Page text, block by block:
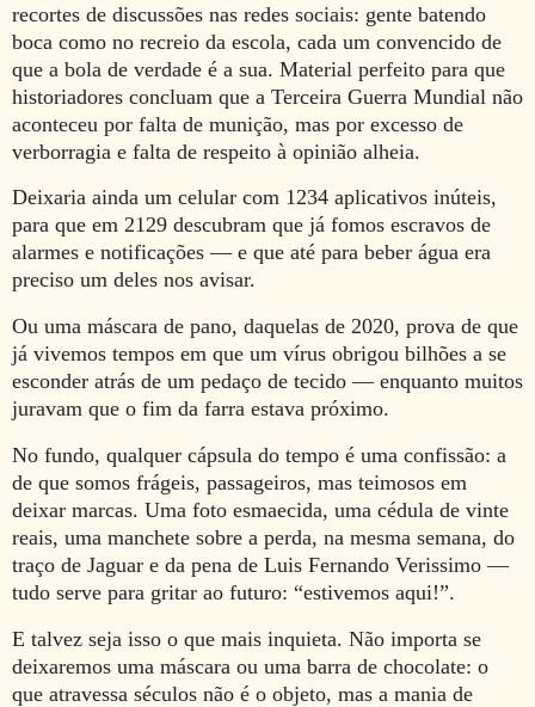
recortes de discussões nas redes sociais: gente batendo
boca como no recreio da escola, cada um convencido de
que a bola de verdade é a sua. Material perfeito para que
historiadores concluam que a Terceira Guerra Mundial não
aconteceu por falta de munição, mas por excesso de
verborragia e falta de respeito à opinião alheia.
Deixaria ainda um celular com 1234 aplicativos inúteis,
para que em 2129 descubram que já fomos escravos de
alarmes e notificações — e que até para beber água era
preciso um deles nos avisar.
Ou uma máscara de pano, daquelas de 2020, prova de que
já vivemos tempos em que um vírus obrigou bilhões a se
esconder atrás de um pedaço de tecido — enquanto muitos
juravam que o fim da farra estava próximo.
No fundo, qualquer cápsula do tempo é uma confissão: a
de que somos frágeis, passageiros, mas teimosos em
deixar marcas. Uma foto esmaecida, uma cédula de vinte
reais, uma manchete sobre a perda, na mesma semana, do
traço de Jaguar e da pena de Luis Fernando Verissimo —
tudo serve para gritar ao futuro: “estivemos aqui!”.
E talvez seja isso o que mais inquieta. Não importa se
deixaremos uma máscara ou uma barra de chocolate: o
que atravessa séculos não é o objeto, mas a mania de